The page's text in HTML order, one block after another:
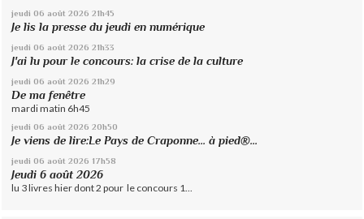
jeudi 06 août 2026 21h45
Je lis la presse du jeudi en numérique
jeudi 06 août 2026 21h33
J'ai lu pour le concours: la crise de la culture
jeudi 06 août 2026 21h29
De ma fenêtre
mardi matin 6h45
jeudi 06 août 2026 20h50
Je viens de lire:Le Pays de Craponne... à pied®...
jeudi 06 août 2026 17h58
Jeudi 6 août 2026
lu 3 livres hier dont 2 pour le concours 1...